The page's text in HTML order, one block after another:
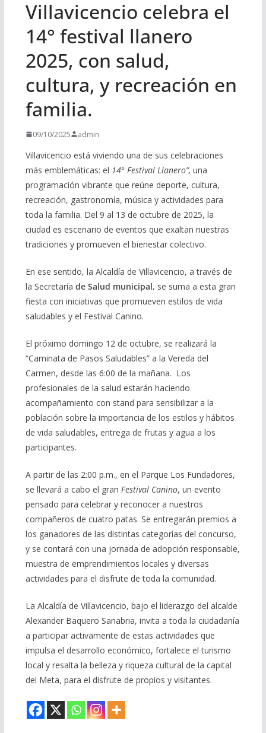
Villavicencio celebra el
14° festival llanero
2025, con salud,
cultura, y recreación en
familia.
09/10/2025 admin
Villavicencio está viviendo una de sus celebraciones
más emblemáticas: el 14° Festival Llanero”, una
programación vibrante que reúne deporte, cultura,
recreación, gastronomía, música y actividades para
toda la familia. Del 9 al 13 de octubre de 2025, la
ciudad es escenario de eventos que exaltan nuestras
tradiciones y promueven el bienestar colectivo.
En ese sentido, la Alcaldía de Villavicencio, a través de
la Secretaría de Salud municipal, se suma a esta gran
fiesta con iniciativas que promueven estilos de vida
saludables y el Festival Canino.
El próximo domingo 12 de octubre, se realizará la
“Caminata de Pasos Saludables” a la Vereda del
Carmen, desde las 6:00 de la mañana. Los
profesionales de la salud estarán haciendo
acompañamiento con stand para sensibilizar a la
población sobre la importancia de los estilos y hábitos
de vida saludables, entrega de frutas y agua a los
participantes.
A partir de las 2:00 p.m., en el Parque Los Fundadores,
se llevará a cabo el gran Festival Canino, un evento
pensado para celebrar y reconocer a nuestros
compañeros de cuatro patas. Se entregarán premios a
los ganadores de las distintas categorías del concurso,
y se contará con una jornada de adopción responsable,
muestra de emprendimientos locales y diversas
actividades para el disfrute de toda la comunidad.
La Alcaldía de Villavicencio, bajo el liderazgo del alcalde
Alexander Baquero Sanabria, invita a toda la ciudadanía
a participar activamente de estas actividades que
impulsa el desarrollo económico, fortalece el turismo
local y resalta la belleza y riqueza cultural de la capital
del Meta, para el disfrute de propios y visitantes.